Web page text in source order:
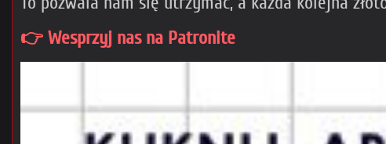
👉 Wesprzyj nas na Patronite